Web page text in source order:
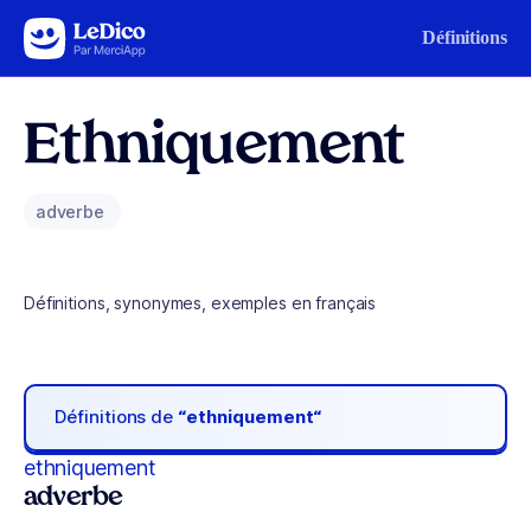
Aller au contenu Définitions
Ethniquement
adverbe
Définitions, synonymes, exemples en français
Définitions de “ethniquement“
ethniquement
adverbe